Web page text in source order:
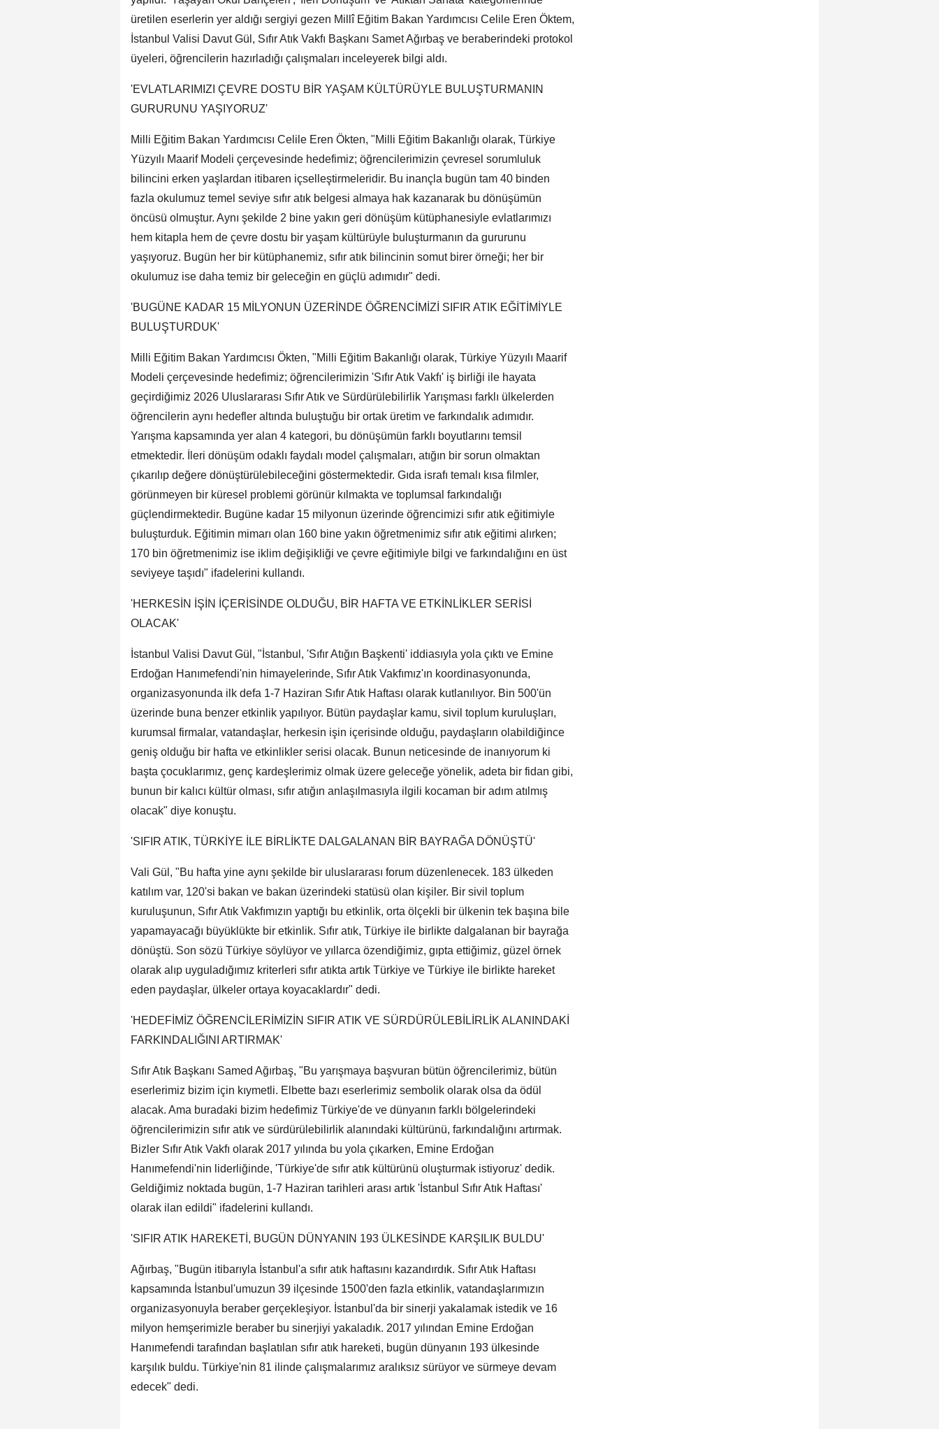
üretilen eserlerin yer aldığı sergiyi gezen Millî Eğitim Bakan Yardımcısı Celile Eren Öktem,
İstanbul Valisi Davut Gül, Sıfır Atık Vakfı Başkanı Samet Ağırbaş ve beraberindeki protokol
üyeleri, öğrencilerin hazırladığı çalışmaları inceleyerek bilgi aldı.
'EVLATLARIMIZI ÇEVRE DOSTU BİR YAŞAM KÜLTÜRÜYLE BULUŞTURMANIN
GURURUNU YAŞIYORUZ'
Milli Eğitim Bakan Yardımcısı Celile Eren Ökten, "Milli Eğitim Bakanlığı olarak, Türkiye
Yüzyılı Maarif Modeli çerçevesinde hedefimiz; öğrencilerimizin çevresel sorumluluk
bilincini erken yaşlardan itibaren içselleştirmeleridir. Bu inançla bugün tam 40 binden
fazla okulumuz temel seviye sıfır atık belgesi almaya hak kazanarak bu dönüşümün
öncüsü olmuştur. Aynı şekilde 2 bine yakın geri dönüşüm kütüphanesiyle evlatlarımızı
hem kitapla hem de çevre dostu bir yaşam kültürüyle buluşturmanın da gururunu
yaşıyoruz. Bugün her bir kütüphanemiz, sıfır atık bilincinin somut birer örneği; her bir
okulumuz ise daha temiz bir geleceğin en güçlü adımıdır" dedi.
'BUGÜNE KADAR 15 MİLYONUN ÜZERİNDE ÖĞRENCİMİZİ SIFIR ATIK EĞİTİMİYLE
BULUŞTURDUK'
Milli Eğitim Bakan Yardımcısı Ökten, "Milli Eğitim Bakanlığı olarak, Türkiye Yüzyılı Maarif
Modeli çerçevesinde hedefimiz; öğrencilerimizin 'Sıfır Atık Vakfı' iş birliği ile hayata
geçirdiğimiz 2026 Uluslararası Sıfır Atık ve Sürdürülebilirlik Yarışması farklı ülkelerden
öğrencilerin aynı hedefler altında buluştuğu bir ortak üretim ve farkındalık adımıdır.
Yarışma kapsamında yer alan 4 kategori, bu dönüşümün farklı boyutlarını temsil
etmektedir. İleri dönüşüm odaklı faydalı model çalışmaları, atığın bir sorun olmaktan
çıkarılıp değere dönüştürülebileceğini göstermektedir. Gıda israfı temalı kısa filmler,
görünmeyen bir küresel problemi görünür kılmakta ve toplumsal farkındalığı
güçlendirmektedir. Bugüne kadar 15 milyonun üzerinde öğrencimizi sıfır atık eğitimiyle
buluşturduk. Eğitimin mimarı olan 160 bine yakın öğretmenimiz sıfır atık eğitimi alırken;
170 bin öğretmenimiz ise iklim değişikliği ve çevre eğitimiyle bilgi ve farkındalığını en üst
seviyeye taşıdı" ifadelerini kullandı.
'HERKESİN İŞİN İÇERİSİNDE OLDUĞU, BİR HAFTA VE ETKİNLİKLER SERİSİ
OLACAK'
İstanbul Valisi Davut Gül, "İstanbul, 'Sıfır Atığın Başkenti' iddiasıyla yola çıktı ve Emine
Erdoğan Hanımefendi'nin himayelerinde, Sıfır Atık Vakfımız'ın koordinasyonunda,
organizasyonunda ilk defa 1-7 Haziran Sıfır Atık Haftası olarak kutlanılıyor. Bin 500'ün
üzerinde buna benzer etkinlik yapılıyor. Bütün paydaşlar kamu, sivil toplum kuruluşları,
kurumsal firmalar, vatandaşlar, herkesin işin içerisinde olduğu, paydaşların olabildiğince
geniş olduğu bir hafta ve etkinlikler serisi olacak. Bunun neticesinde de inanıyorum ki
başta çocuklarımız, genç kardeşlerimiz olmak üzere geleceğe yönelik, adeta bir fidan gibi,
bunun bir kalıcı kültür olması, sıfır atığın anlaşılmasıyla ilgili kocaman bir adım atılmış
olacak" diye konuştu.
'SIFIR ATIK, TÜRKİYE İLE BİRLİKTE DALGALANAN BİR BAYRAĞA DÖNÜŞTÜ'
Vali Gül, "Bu hafta yine aynı şekilde bir uluslararası forum düzenlenecek. 183 ülkeden
katılım var, 120'si bakan ve bakan üzerindeki statüsü olan kişiler. Bir sivil toplum
kuruluşunun, Sıfır Atık Vakfımızın yaptığı bu etkinlik, orta ölçekli bir ülkenin tek başına bile
yapamayacağı büyüklükte bir etkinlik. Sıfır atık, Türkiye ile birlikte dalgalanan bir bayrağa
dönüştü. Son sözü Türkiye söylüyor ve yıllarca özendiğimiz, gıpta ettiğimiz, güzel örnek
olarak alıp uyguladığımız kriterleri sıfır atıkta artık Türkiye ve Türkiye ile birlikte hareket
eden paydaşlar, ülkeler ortaya koyacaklardır" dedi.
'HEDEFİMİZ ÖĞRENCİLERİMİZİN SIFIR ATIK VE SÜRDÜRÜLEBİLİRLİK ALANINDAKİ
FARKINDALIĞINI ARTIRMAK'
Sıfır Atık Başkanı Samed Ağırbaş, "Bu yarışmaya başvuran bütün öğrencilerimiz, bütün
eserlerimiz bizim için kıymetli. Elbette bazı eserlerimiz sembolik olarak olsa da ödül
alacak. Ama buradaki bizim hedefimiz Türkiye'de ve dünyanın farklı bölgelerindeki
öğrencilerimizin sıfır atık ve sürdürülebilirlik alanındaki kültürünü, farkındalığını artırmak.
Bizler Sıfır Atık Vakfı olarak 2017 yılında bu yola çıkarken, Emine Erdoğan
Hanımefendi'nin liderliğinde, 'Türkiye'de sıfır atık kültürünü oluşturmak istiyoruz' dedik.
Geldiğimiz noktada bugün, 1-7 Haziran tarihleri arası artık 'İstanbul Sıfır Atık Haftası'
olarak ilan edildi" ifadelerini kullandı.
'SIFIR ATIK HAREKETİ, BUGÜN DÜNYANIN 193 ÜLKESİNDE KARŞILIK BULDU'
Ağırbaş, "Bugün itibarıyla İstanbul'a sıfır atık haftasını kazandırdık. Sıfır Atık Haftası
kapsamında İstanbul'umuzun 39 ilçesinde 1500'den fazla etkinlik, vatandaşlarımızın
organizasyonuyla beraber gerçekleşiyor. İstanbul'da bir sinerji yakalamak istedik ve 16
milyon hemşerimizle beraber bu sinerjiyi yakaladık. 2017 yılından Emine Erdoğan
Hanımefendi tarafından başlatılan sıfır atık hareketi, bugün dünyanın 193 ülkesinde
karşılık buldu. Türkiye'nin 81 ilinde çalışmalarımız aralıksız sürüyor ve sürmeye devam
edecek" dedi.